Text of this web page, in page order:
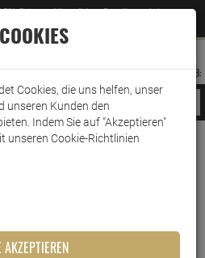
Rabatt auf Ihre nächste Bestellung erhalten
Newsletter
ANMELDEN
AUFKLAPPEN
MERKZETTEL
WARENKORB:
Haushaltsreiniger
Grundreinigung
50g
Cookies, die uns helfen, unser
unseren Kunden den
Indem Sie auf "Akzeptieren"
unseren Cookie-Richtlinien
AKZEPTIEREN